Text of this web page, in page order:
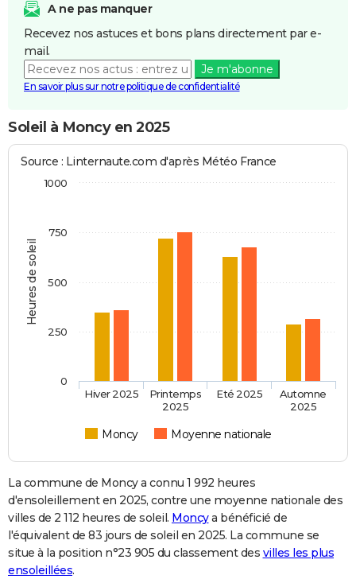
A ne pas manquer
Recevez nos astuces et bons plans directement par e-
mail.
Je m'abonne
En savoir plus sur notre politique de confidentialité
Soleil à Moncy en 2025
Heures de soleil
Source : Linternaute.com d'après Météo France
Moncy Moyenne nationale
Hiver 2025
Printemps
2025
Eté 2025
Automne
2025
0
250
500
750
1000
La commune de Moncy a connu 1 992 heures
d'ensoleillement en 2025, contre une moyenne nationale des
villes de 2 112 heures de soleil. Moncya bénéficié de
l'équivalent de 83 jours de soleil en 2025. La commune se
situe à la position n°23 905 du classement des villes les plus
ensoleillées.